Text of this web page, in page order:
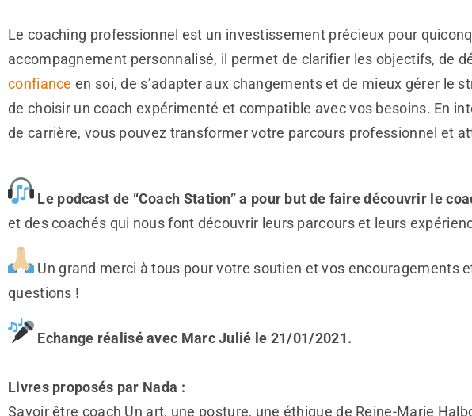
Le coaching professionnel est un investissement précieux pour
accompagnement personnalisé, il permet de clarifier les objectifs, de
confiance en soi, de s’adapter aux changements et de mieux gérer le
de choisir un coach expérimenté et compatible avec vos besoins. En
de carrière, vous pouvez transformer votre parcours professionnel et
Le podcast de “Coach Station” a pour but de faire découvrir le
et des coachés qui nous font découvrir leurs parcours et leurs
Un grand merci à tous pour votre soutien et vos encouragements
questions !
Echange réalisé avec Marc Julié le 21/01/2021.
Livres proposés par Nada :
Savoir être coach Un art, une posture, une éthique de Reine-Marie